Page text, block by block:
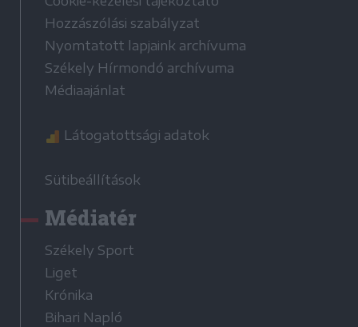
Hozzászólási szabályzat
Nyomtatott lapjaink archívuma
Székely Hírmondó archívuma
Médiaajánlat
Látogatottsági adatok
Sütibeállítások
Médiatér
Székely Sport
Liget
Krónika
Bihari Napló